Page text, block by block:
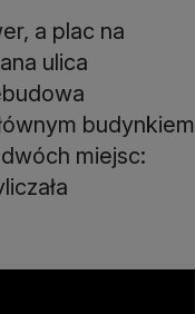
a plac na
ulica
budynkiem
miejsc: